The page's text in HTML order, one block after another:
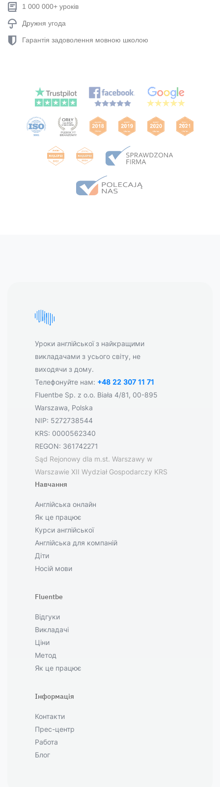
1 000 000+ уроків
Дружня угода
Гарантія задоволення мовною школою
Уроки англійської з найкращими
викладачами з усього світу, не
виходячи з дому.
Телефонуйте нам: +48 22 307 11 71
Fluentbe Sp. z o.o. Biała 4/81, 00-895
Warszawa, Polska
NIP: 5272738544
KRS: 0000562340
REGON: 361742271
Sąd Rejonowy dla m.st. Warszawy w
Warszawie XII Wydział Gospodarczy KRS
Навчання
Англійська онлайн
Як це працює
Курси англійської
Англійська для компаній
Діти
Носій мови
Fluentbe
Відгуки
Викладачі
Ціни
Метод
Як це працює
Інформація
Контакти
Прес-центр
Работа
Блог